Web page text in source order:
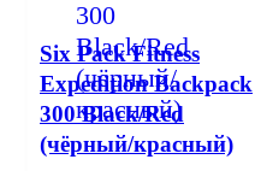
Six Pack Fitness
Expedition Backpack
300 Black/Red
(чёрный/красный)